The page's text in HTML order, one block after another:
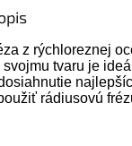
z rýchloreznej
tvaru je
rádiusovú